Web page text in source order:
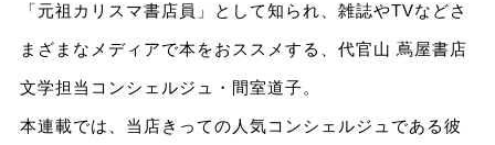
「元祖カリスマ書店員」として知られ、雑誌やTVなどさ
まざまなメディアで本をおススメする、代官山 蔦屋書店
文学担当コンシェルジュ・間室道子。
本連載では、当店きっての人気コンシェルジュである彼